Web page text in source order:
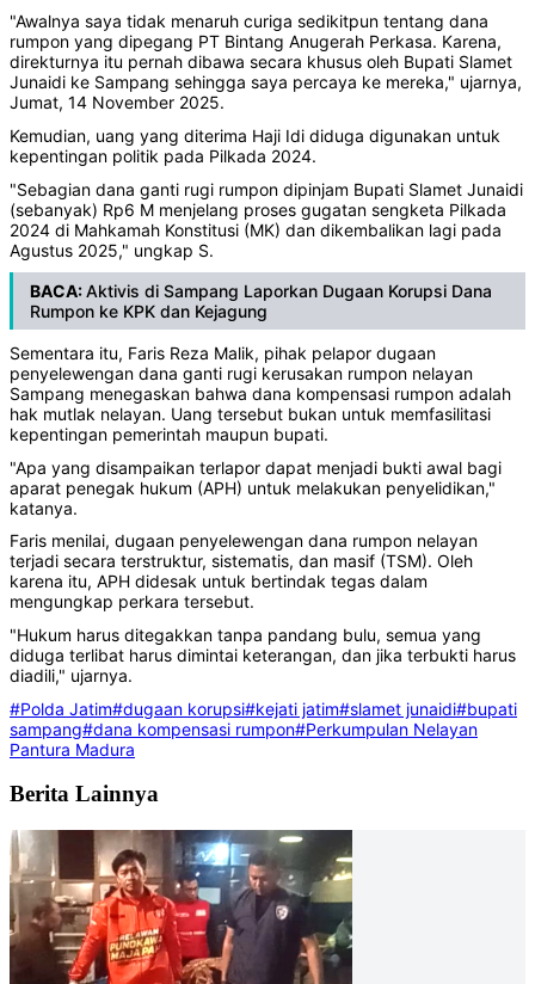
"Awalnya saya tidak menaruh curiga sedikitpun tentang dana
rumpon yang dipegang PT Bintang Anugerah Perkasa. Karena,
direkturnya itu pernah dibawa secara khusus oleh Bupati Slamet
Junaidi ke Sampang sehingga saya percaya ke mereka," ujarnya,
Jumat, 14 November 2025.
Kemudian, uang yang diterima Haji Idi diduga digunakan untuk
kepentingan politik pada Pilkada 2024.
"Sebagian dana ganti rugi rumpon dipinjam Bupati Slamet Junaidi
(sebanyak) Rp6 M menjelang proses gugatan sengketa Pilkada
2024 di Mahkamah Konstitusi (MK) dan dikembalikan lagi pada
Agustus 2025," ungkap S.
BACA:Aktivis di Sampang Laporkan Dugaan Korupsi Dana
Rumpon ke KPK dan Kejagung
Sementara itu, Faris Reza Malik, pihak pelapor dugaan
penyelewengan dana ganti rugi kerusakan rumpon nelayan
Sampang menegaskan bahwa dana kompensasi rumpon adalah
hak mutlak nelayan. Uang tersebut bukan untuk memfasilitasi
kepentingan pemerintah maupun bupati.
"Apa yang disampaikan terlapor dapat menjadi bukti awal bagi
aparat penegak hukum (APH) untuk melakukan penyelidikan,"
katanya.
Faris menilai, dugaan penyelewengan dana rumpon nelayan
terjadi secara terstruktur, sistematis, dan masif (TSM). Oleh
karena itu, APH didesak untuk bertindak tegas dalam
mengungkap perkara tersebut.
"Hukum harus ditegakkan tanpa pandang bulu, semua yang
diduga terlibat harus dimintai keterangan, dan jika terbukti harus
diadili," ujarnya.
#Polda Jatim#dugaan korupsi#kejati jatim#slamet junaidi#bupati
sampang#dana kompensasi rumpon#Perkumpulan Nelayan
Pantura Madura
Berita Lainnya